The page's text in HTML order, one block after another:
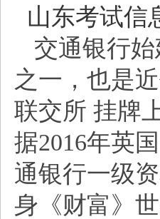
山东考试信
交通银行
之一，也是
联交所 挂牌
据2016年英
通银行一级
身《财富》世